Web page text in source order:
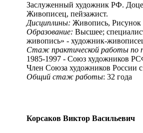
Заслуженный художник РФ.
Живописец, пейзажист.
Дисциплины: Живопись, Рисунок
Образование: Высшее;
живопись» - художник-
Стаж практической работы
1985-1997 - Союз художников
Член Союза художников России с
Общий стаж работы: 32 года
Корсаков Виктор Васильевич